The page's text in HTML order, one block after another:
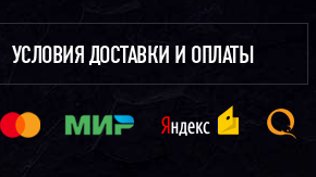
УСЛОВИЯ ДОСТАВКИ И ОПЛАТЫ